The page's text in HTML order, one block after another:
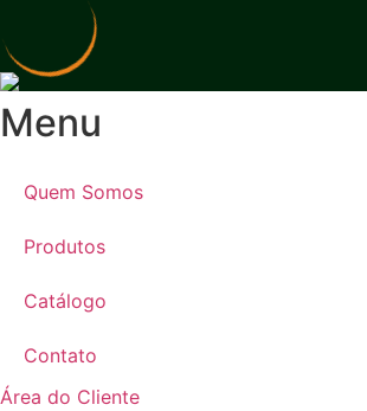
Menu
Quem Somos
Produtos
Catálogo
Contato
Área do Cliente